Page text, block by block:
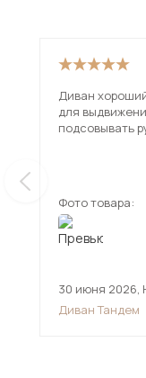
Диван
для выдвижения
подсовывать
Фото товара:
30 июня 2026,
Диван Тандем